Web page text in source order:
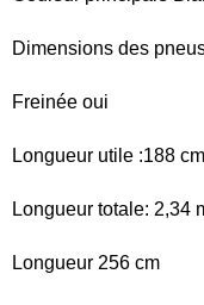
Dimensions des
Freinée oui
Longueur utile :188 cm
Longueur totale: 2,34
Longueur 256 cm